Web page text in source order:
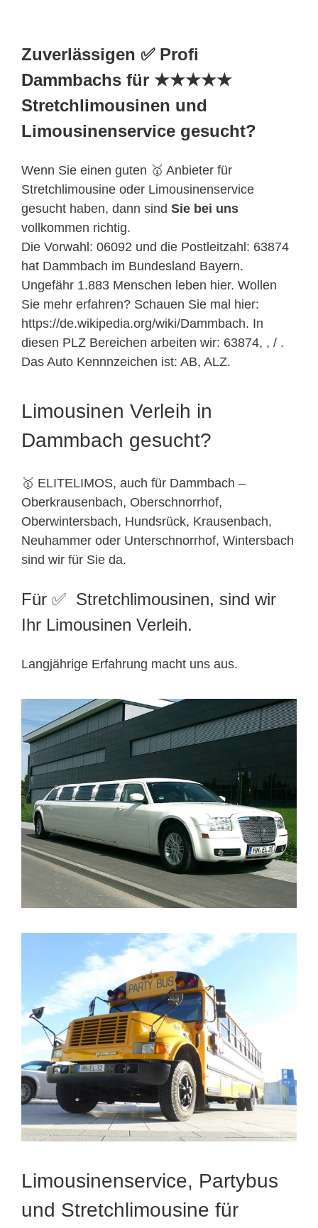
Zuverlässigen ✅ Profi
Dammbachs für ★★★★★
Stretchlimousinen und
Limousinenservice gesucht?
Wenn Sie einen guten 🥇 Anbieter für
Stretchlimousine oder Limousinenservice
gesucht haben, dann sind Sie bei uns
vollkommen richtig.
Die Vorwahl: 06092 und die Postleitzahl: 63874
hat Dammbach im Bundesland Bayern.
Ungefähr 1.883 Menschen leben hier. Wollen
Sie mehr erfahren? Schauen Sie mal hier:
https://de.wikipedia.org/wiki/Dammbach. In
diesen PLZ Bereichen arbeiten wir: 63874, , / .
Das Auto Kennnzeichen ist: AB, ALZ.
Limousinen Verleih in
Dammbach gesucht?
🥇 ELITELIMOS, auch für Dammbach –
Oberkrausenbach, Oberschnorrhof,
Oberwintersbach, Hundsrück, Krausenbach,
Neuhammer oder Unterschnorrhof, Wintersbach
sind wir für Sie da.
Für ✅ Stretchlimousinen, sind wir
Ihr Limousinen Verleih.
Langjährige Erfahrung macht uns aus.
Limousinenservice, Partybus
und Stretchlimousine für